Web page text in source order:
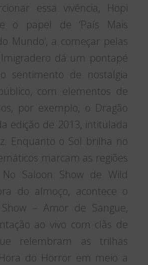
essa vivência, Hopi
o papel de ‘País Mais
Mundo’, a começar pelas
dá um pontapé
sentimento de nostalgia
com elementos de
por exemplo, o Dragão
edição de 2013, intitulada
Enquanto o Sol brilha no
marcam as regiões
Saloon Show de Wild
do almoço, acontece o
– Amor de Sangue,
ao vivo com clãs de
relembram as trilhas
do Horror em meio a